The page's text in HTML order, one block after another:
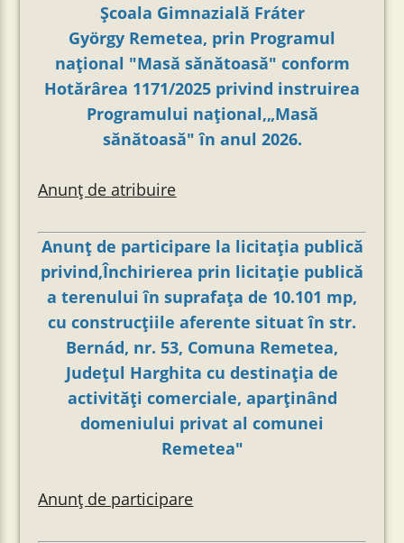
Şcoala Gimnazială Fráter
György Remetea, prin Programul
național "Masă sănătoasă" conform
Hotărârea 1171/2025 privind instruirea
Programului național,„Masă
sănătoasă" în anul 2026.
Anunț de atribuire
Anunț de participare la licitația publică
privind,Închirierea prin licitație publică
a terenului în suprafața de 10.101 mp,
cu construcțiile aferente situat în str.
Bernád, nr. 53, Comuna Remetea,
Județul Harghita cu destinația de
activități comerciale, aparținând
domeniului privat al comunei
Remetea"
Anunț de participare